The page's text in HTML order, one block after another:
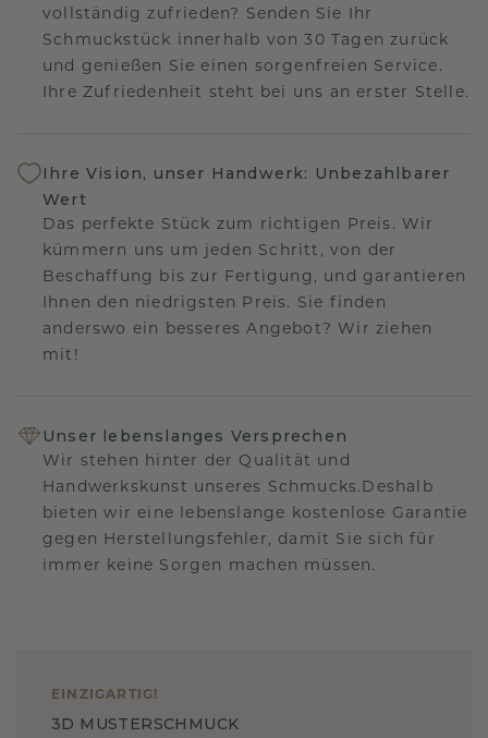
vollständig zufrieden? Senden Sie Ihr
Schmuckstück innerhalb von 30 Tagen zurück
und genießen Sie einen sorgenfreien Service.
Ihre Zufriedenheit steht bei uns an erster Stelle.
Ihre Vision, unser Handwerk: Unbezahlbarer
Wert
Das perfekte Stück zum richtigen Preis. Wir
kümmern uns um jeden Schritt, von der
Beschaffung bis zur Fertigung, und garantieren
Ihnen den niedrigsten Preis. Sie finden
anderswo ein besseres Angebot? Wir ziehen
mit!
Unser lebenslanges Versprechen
Wir stehen hinter der Qualität und
Handwerkskunst unseres Schmucks.Deshalb
bieten wir eine lebenslange kostenlose Garantie
gegen Herstellungsfehler, damit Sie sich für
immer keine Sorgen machen müssen.
EINZIGARTIG !
3D MUSTERSCHMUCK